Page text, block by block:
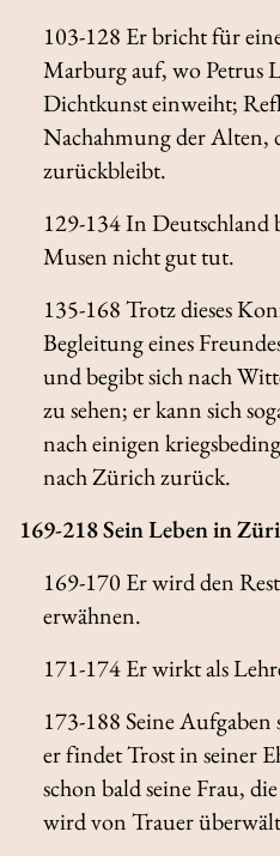
103-128 Er bricht für
Marburg auf, wo Petrus
Dichtkunst einweiht;
Nachahmung der Alten,
zurückbleibt.
129-134 In Deutschland
Musen nicht gut tut.
135-168 Trotz dieses
Begleitung eines
und begibt sich nach
zu sehen; er kann sich
nach einigen
nach Zürich zurück.
169-218 Sein Leben in
169-170 Er wird den
erwähnen.
171-174 Er wirkt als
173-188 Seine Aufgaben
er findet Trost in seiner
schon bald seine Frau,
wird von Trauer